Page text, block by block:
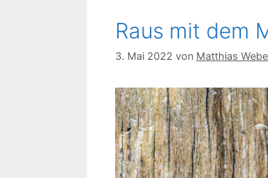
Raus mit dem
3. Mai 2022 von Matthias